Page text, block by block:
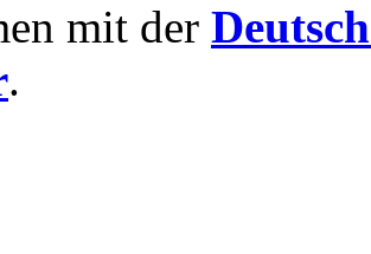
mit der
.